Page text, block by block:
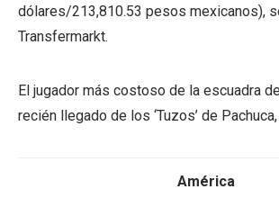
dólares/213,810.53 pesos mexicanos),
Transfermarkt.
El jugador más costoso de la escuadra
recién llegado de los ‘Tuzos’ de
América